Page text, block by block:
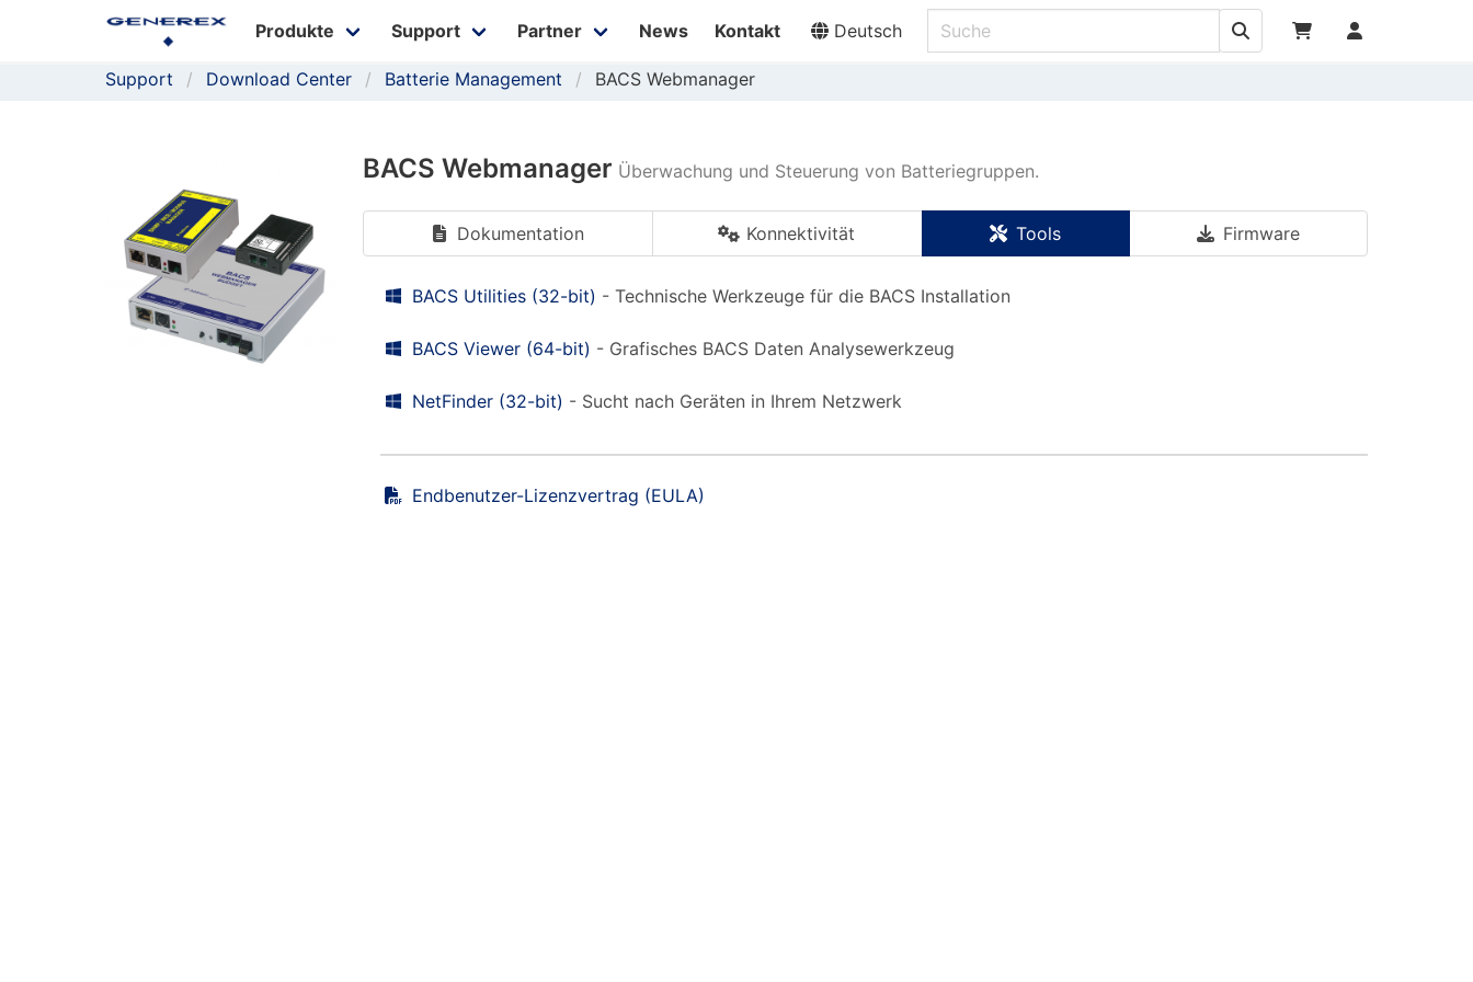
Produkte Support Partner News Kontakt Deutsch
Support Download Center Batterie Management BACS Webmanager
BACS Webmanager Überwachung und Steuerung von Batteriegruppen.
Dokumentation Konnektivität Tools Firmware
BACS Utilities (32-bit) - Technische Werkzeuge für die BACS Installation
BACS Viewer (64-bit) - Grafisches BACS Daten Analysewerkzeug
NetFinder (32-bit) - Sucht nach Geräten in Ihrem Netzwerk
Endbenutzer-Lizenzvertrag (EULA)